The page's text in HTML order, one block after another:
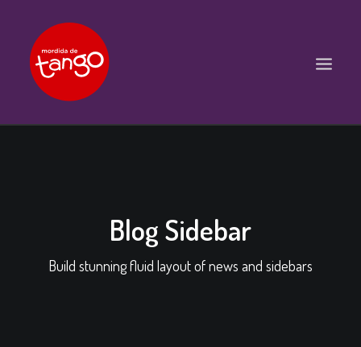
WORKSHOPS
Blog Sidebar
Build stunning fluid layout of news and sidebars